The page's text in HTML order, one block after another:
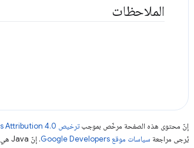
الملاحظات
إنّ محتوى هذه الصفحة مرخّص بموجبترخيص Creative Commons Attribution 4.0‏
يُرجى مراجعة سياسات موقع Google Developers‏ . إنّ Java هي علامة تجارية مسجَّلة لشركة Oracle و/أو شركائها التابعين.